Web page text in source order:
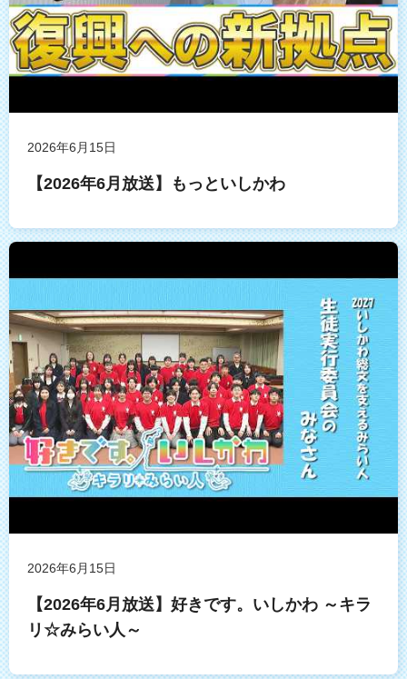
2026年6月15日
【2026年6月放送】もっといしかわ
2026年6月15日
【2026年6月放送】好きです。いしかわ ～キラ
リ☆みらい人～